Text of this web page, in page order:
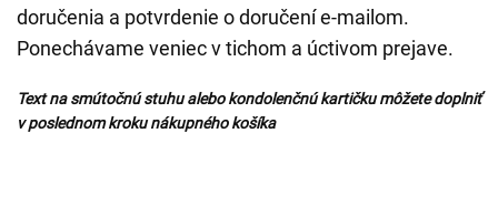
doručenia a potvrdenie o doručení e-mailom.
Ponechávame veniec v tichom a úctivom prejave.
Text na smútočnú stuhu alebo kondolenčnú kartičku môžete doplniť
v poslednom kroku nákupného košíka